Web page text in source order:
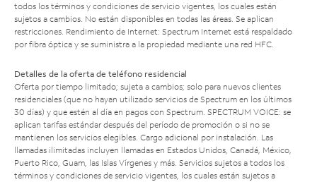
todos los términos y condiciones de servicio vigentes, los cuales están
sujetos a cambios. No están disponibles en todas las áreas. Se aplican
restricciones. Rendimiento de Internet: Spectrum Internet está respaldado
por fibra óptica y se suministra a la propiedad mediante una red HFC.
Detalles de la oferta de teléfono residencial
Oferta por tiempo limitado; sujeta a cambios; solo para nuevos clientes
residenciales (que no hayan utilizado servicios de Spectrum en los últimos
30 días) y que estén al día en pagos con Spectrum. SPECTRUM VOICE: se
aplican tarifas estándar después del período de promoción o si no se
mantienen los servicios elegibles. Cargo adicional por instalación. Las
llamadas ilimitadas incluyen llamadas en Estados Unidos, Canadá, México,
Puerto Rico, Guam, las Islas Vírgenes y más. Servicios sujetos a todos los
términos y condiciones de servicio vigentes, los cuales están sujetos a